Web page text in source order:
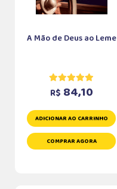
A Mão de Deus ao Leme
R$ 84,10
ADICIONAR AO CARRINHO
COMPRAR AGORA